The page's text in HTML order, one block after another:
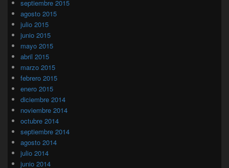
septiembre 2015
agosto 2015
julio 2015
junio 2015
mayo 2015
abril 2015
marzo 2015
febrero 2015
enero 2015
diciembre 2014
noviembre 2014
octubre 2014
septiembre 2014
agosto 2014
julio 2014
junio 2014